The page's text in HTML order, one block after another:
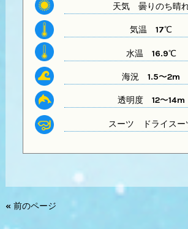
天気曇りのち晴
気温 17℃
水温 16.9℃
海況 1.5〜2m
透明度12〜14m
スーツ ドライスー
« 前のページ